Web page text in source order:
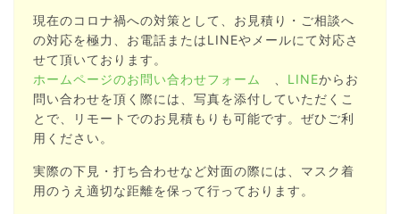
現在のコロナ禍への対策として、お見積り・ご相談へ
の対応を極力、お電話またはLINEやメールにて対応さ
せて頂いております。
ホームページのお問い合わせフォーム
、 LINEからお
問い合わせを頂く際には、写真を添付していただくこ
とで、リモートでのお見積もりも可能です。ぜひご利
用ください。
実際の下見・打ち合わせなど対面の際には、マスク着
用のうえ適切な距離を保って行っております。